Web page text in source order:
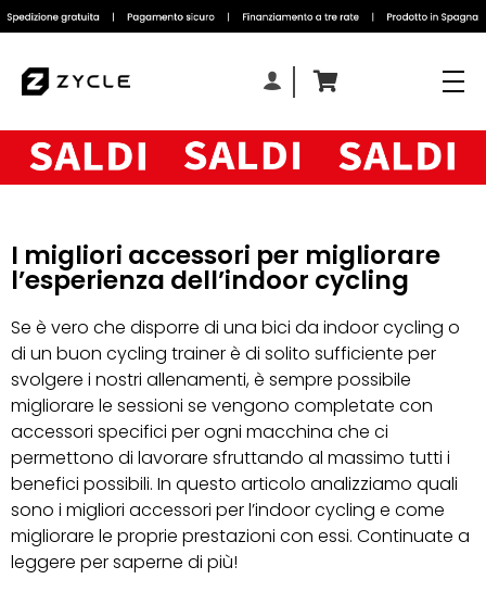
I migliori accessori per migliorare
l’esperienza dell’indoor cycling
Se è vero che disporre di una bici da indoor cycling o
di un buon cycling trainer è di solito sufficiente per
svolgere i nostri allenamenti, è sempre possibile
migliorare le sessioni se vengono completate con
accessori specifici per ogni macchina che ci
permettono di lavorare sfruttando al massimo tutti i
benefici possibili. In questo articolo analizziamo quali
sono i migliori accessori per l’indoor cycling e come
migliorare le proprie prestazioni con essi. Continuate a
leggere per saperne di più!